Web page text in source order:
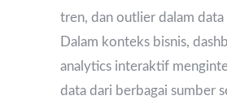
tren, dan outlier dalam
Dalam konteks bisnis,
analytics interaktif
data dari berbagai sumber